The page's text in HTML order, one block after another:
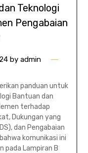
Teknologi
Pengabaian
by admin
panduan untuk
Bantuan dan
terhadap
Dukungan yang
dan Pengabaian
komunikasi ini
pada Lampiran B